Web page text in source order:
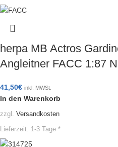
herpa MB Actros
Angleitner FACC 1:87
41,50€ inkl. MWSt.
In den Warenkorb
zzgl. Versandkosten
Lieferzeit: 1-3 Tage *